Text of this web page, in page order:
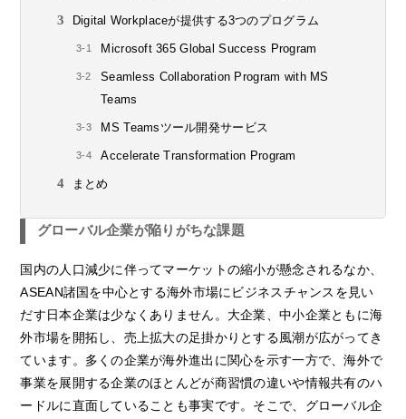
Digital Workplaceが提供する3つのプログラム
Microsoft 365 Global Success Program
Seamless Collaboration Program with MS
Teams
MS Teamsツール開発サービス
Accelerate Transformation Program
まとめ
グローバル企業が陥りがちな課題
国内の人口減少に伴ってマーケットの縮小が懸念されるなか、
ASEAN諸国を中心とする海外市場にビジネスチャンスを見い
だす日本企業は少なくありません。大企業、中小企業ともに海
外市場を開拓し、売上拡大の足掛かりとする風潮が広がってき
ています。多くの企業が海外進出に関心を示す一方で、海外で
事業を展開する企業のほとんどが商習慣の違いや情報共有のハ
ードルに直面していることも事実です。そこで、グローバル企